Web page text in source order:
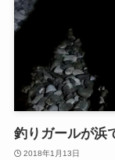
釣りガールが浜
2018年1月13日